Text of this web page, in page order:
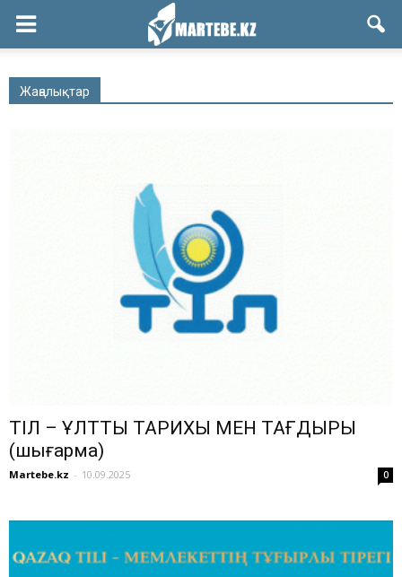
Жаңалықтар
ТІЛ – ҰЛТТЫҢ ТАРИХЫ МЕН ТАҒДЫРЫ
(шығарма)
Martebe.kz - 10.09.2025 0